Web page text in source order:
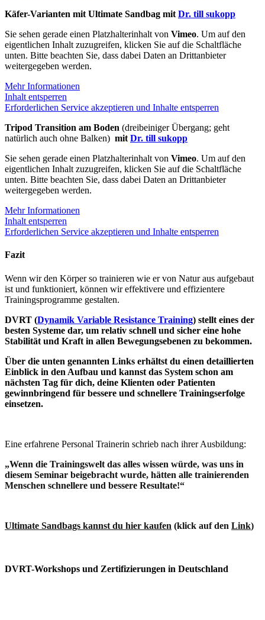
Käfer-Varianten mit Ultimate Sandbag mit Dr. till sukopp
Sie sehen gerade einen Platzhalterinhalt von Vimeo. Um auf den
eigentlichen Inhalt zuzugreifen, klicken Sie auf die Schaltfläche
unten. Bitte beachten Sie, dass dabei Daten an Drittanbieter
weitergegeben werden.
Mehr Informationen
Inhalt entsperren
Erforderlichen Service akzeptieren und Inhalte entsperren
Tripod Transition am Boden (dreibeiniger Übergang; geht
natürlich auch ohne Balken) mit Dr. till sukopp
Sie sehen gerade einen Platzhalterinhalt von Vimeo. Um auf den
eigentlichen Inhalt zuzugreifen, klicken Sie auf die Schaltfläche
unten. Bitte beachten Sie, dass dabei Daten an Drittanbieter
weitergegeben werden.
Mehr Informationen
Inhalt entsperren
Erforderlichen Service akzeptieren und Inhalte entsperren
Fazit
Wenn wir den Körper so trainieren wie er von Natur aus aufgebaut
ist und funktioniert, können wir effektivere und effizientere
Trainingsprogramme gestalten.
DVRT (Dynamik Variable Resistance Training) stellt eines der
besten Systeme dar, um relativ schnell und sicher eine hohe
Stabilität und Kraft in allen Bewegungsebenen zu bekommen.
Über die unten genannten Links erhältst du einen detaillierten
Einblick in den Aufbau und kannst das System schon am
nächsten Tag für dich, deine Klienten oder Patienten
gewinnbringend für bessere und schnellere Trainingserfolge
einsetzen.
Eine erfahrene Personal Trainerin schrieb nach ihrer Ausbildung:
„Wenn die Trainingswelt das alles wissen würde, was uns in
diesem Seminar beigebracht wurde, hätten alle trainierenden
Menschen schnellere und bessere Resultate!“
Ultimate Sandbags kannst du hier kaufen (klick auf den Link)
DVRT-Workshops und Zertifizierungen in Deutschland